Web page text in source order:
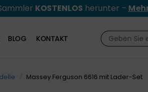
KOSTENLOS herunter –
BLOG KONTAKT
Massey Ferguson 6616 mit Lader-Set